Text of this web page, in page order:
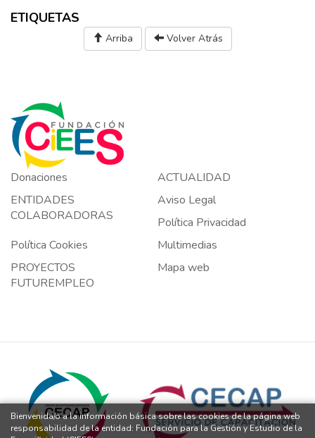
ETIQUETAS
Arriba Volver Atrás
Donaciones
ACTUALIDAD
ENTIDADES
COLABORADORAS
Aviso Legal
Política Privacidad
Política Cookies
Multimedias
PROYECTOS
FUTUREMPLEO
Mapa web
Bienvenida/o a la información básica sobre las cookies de la página web
responsabilidad de la entidad: Fundación para la Gestión y Estudio de la